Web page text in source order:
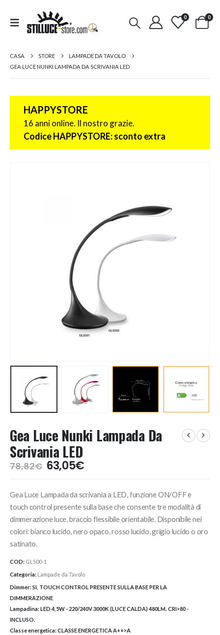
0 0
CASA STORE
LAMPADE DA TAVOLO
GEA LUCE NUNKI LAMPADA DA SCRIVANIA LED
HAPPYSTORE
16 anni online. Il nostro grazie.
Codice HAPPYSTORE: sconto extra
Gea Luce Nunki Lampada Da
Scrivania LED
78,82€ Il
prezzo
era:
78,82€.
63,05€Il
prezzo
è:
63,05€.
Gea Luce Lampada da scrivania a LED, funzione ON/OFF e
touch control presente sulla base che consente tre modalità di
dimmerazione luce, braccio flessibile orientabile. Disponibile nei
colori: bianco lucido, nero opaco, rosso lucido, grigio lucido o oro
satinato.
COD: GLS00-1
Categoria: Lampade da Tavolo
Dimmer:SI, TOUCH CONTROL PRESENTE SULLA BASE PER LA
DIMMERAZIONE
Lampadina:LED 4,5W - 220/240V 3000K (LUCE CALDA) 480LM. CRI>80 -
INCLUSO.
Classe energetica:CLASSE ENERGETICA A++>A